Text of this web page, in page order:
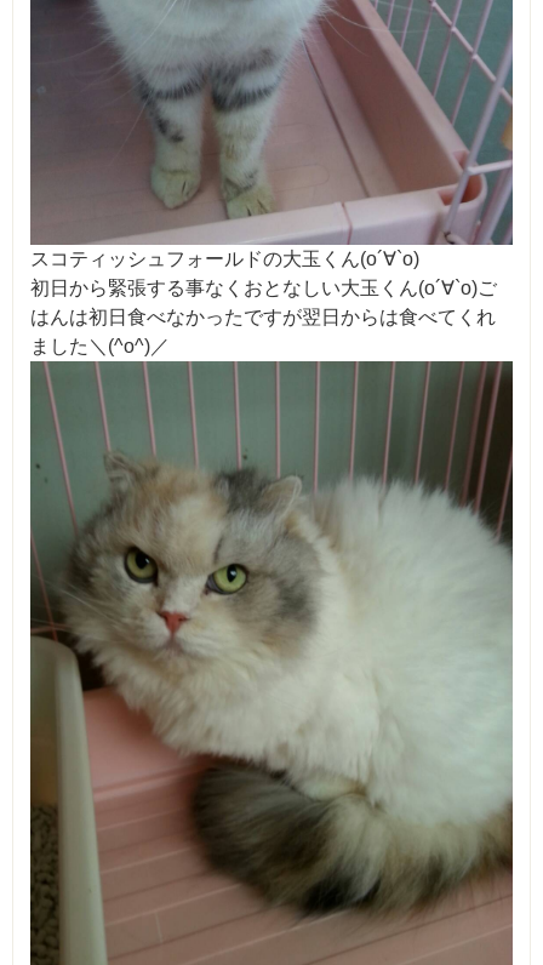
スコティッシュフォールドの大玉くん(о´∀`о)
初日から緊張する事なくおとなしい大玉くん(о´∀`о)ご
はんは初日食べなかったですが翌日からは食べてくれ
ました＼(^o^)／